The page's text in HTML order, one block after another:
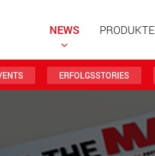
NEWS PRODUKTE
ERFOLGSSTORIES